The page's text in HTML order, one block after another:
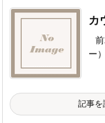
カ
ー
記事を